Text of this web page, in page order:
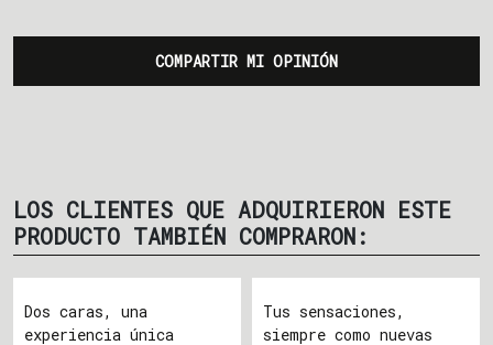
COMPARTIR MI OPINIÓN
LOS CLIENTES QUE ADQUIRIERON ESTE
PRODUCTO TAMBIÉN COMPRARON:
Dos caras, una
experiencia única
Tus sensaciones,
siempre como nuevas